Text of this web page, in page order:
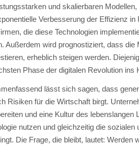
und skalierbaren
Verbesserung der Effizienz
die diese Technologien
Außerdem wird prognostiziert, dass
erheblich steigen werden.
Phase der digitalen Revolution ins
lässt sich sagen, dass
Risiken für die Wirtschaft birgt.
und eine Kultur des
nutzen und gleichzeitig die
Die Frage, die bleibt, lautet: